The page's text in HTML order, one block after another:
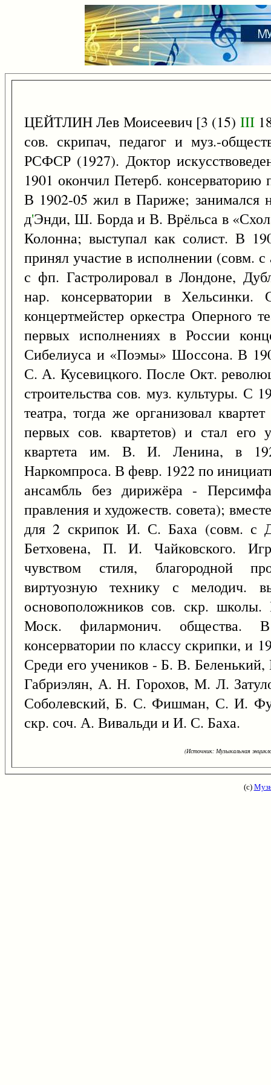
ЦЕЙТЛИН Лев Моисеевич [3 (15) III
сов. скрипач, педагог и муз.-
РСФСР (1927). Доктор
1901 окончил Петерб.
В 1902-05 жил в Париже; занимался
д'Энди, Ш. Борда и В. Врёльса в
Колонна; выступал как солист. В
принял участие в исполнении (совм.
с фп. Гастролировал в Лондоне,
нар. консерватории в
концертмейстер оркестра Оперного
первых исполнениях в России
Сибелиуса и «Поэмы» Шоссона. В
С. А. Кусевицкого. После Окт.
строительства сов. муз. культуры. С
театра, тогда же организовал
первых сов. квартетов) и стал его
квартета им. В. И. Ленина, в
Наркомпроса. В февр. 1922 по
ансамбль без дирижёра -
правления и художеств. совета);
для 2 скрипок И. С. Баха (совм. с
Бетховена, П. И. Чайковского.
чувством стиля, благородной
виртуозную технику с мелодич.
основоположников сов. скр.
Моск. филармонич. общества.
консерватории по классу скрипки, и
Среди его учеников - Б. В.
Габриэлян, А. Н. Горохов, М. Л.
Соболевский, Б. С. Фишман, С. И.
скр. соч. А. Вивальди и И. С. Баха.
(Источник: Музыкальная
(с)